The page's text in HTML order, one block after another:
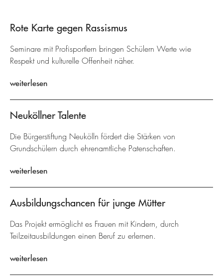
Rote Karte gegen Rassismus
Seminare mit Profisportlern bringen Schülern Werte wie
Respekt und kulturelle Offenheit näher.
weiterlesen
Neuköllner Talente
Die Bürgerstiftung Neukölln fördert die Stärken von
Grundschülern durch ehrenamtliche Patenschaften.
weiterlesen
Ausbildungschancen für junge Mütter
Das Projekt ermöglicht es Frauen mit Kindern, durch
Teilzeitausbildungen einen Beruf zu erlernen.
weiterlesen